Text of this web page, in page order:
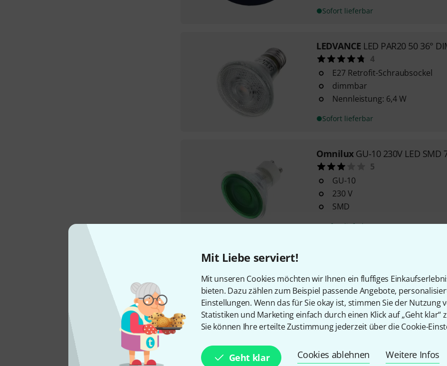
Mit Liebe serviert!
Mit unseren Cookies möchten wir Ihnen ein fluffiges
bieten. Dazu zählen zum Beispiel passende Angebote,
Einstellungen. Wenn das für Sie okay ist, stimmen Sie der Nutzung
Statistiken und Marketing einfach durch einen Klick auf „Geht klar“
Sie können Ihre erteilte Zustimmung jederzeit über die Cookie-
Geht klar Cookies ablehnen Weitere Infos
Sofort lieferbar
LEDVANCE LED PAR20 50 36°
4
E27 Retrofit-Schraubsockel
dimmbar
Nennleistung: 6,4 W
Sofort lieferbar
Omnilux GU-10 230V LED SMD
5
GU-10
230 V
SMD
Sofort lieferbar
dimmbare LED-
Retrofit-Stecksockel
Nennleistung: 6,1 W
Nennspannung: 220 - 240 V
Sofort lieferbar